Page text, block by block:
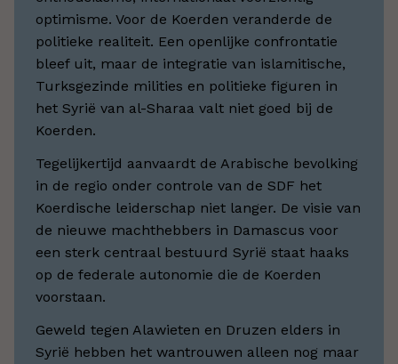
optimisme. Voor de Koerden veranderde de
politieke realiteit. Een openlijke confrontatie
bleef uit, maar de integratie van islamitische,
Turksgezinde milities en politieke figuren in
het Syrië van al-Sharaa valt niet goed bij de
Koerden.
Tegelijkertijd aanvaardt de Arabische bevolking
in de regio onder controle van de SDF het
Koerdische leiderschap niet langer. De visie van
de nieuwe machthebbers in Damascus voor
een sterk centraal bestuurd Syrië staat haaks
op de federale autonomie die de Koerden
voorstaan.
Geweld tegen Alawieten en Druzen elders in
Syrië hebben het wantrouwen alleen nog maar